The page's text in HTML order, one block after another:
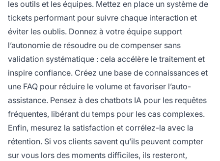
les outils et les équipes. Mettez en place un système de
tickets performant pour suivre chaque interaction et
éviter les oublis. Donnez à votre équipe support
l’autonomie de résoudre ou de compenser sans
validation systématique : cela accélère le traitement et
inspire confiance. Créez une base de connaissances et
une FAQ pour réduire le volume et favoriser l’auto-
assistance. Pensez à des chatbots IA pour les requêtes
fréquentes, libérant du temps pour les cas complexes.
Enfin, mesurez la satisfaction et corrélez-la avec la
rétention. Si vos clients savent qu’ils peuvent compter
sur vous lors des moments difficiles, ils resteront,